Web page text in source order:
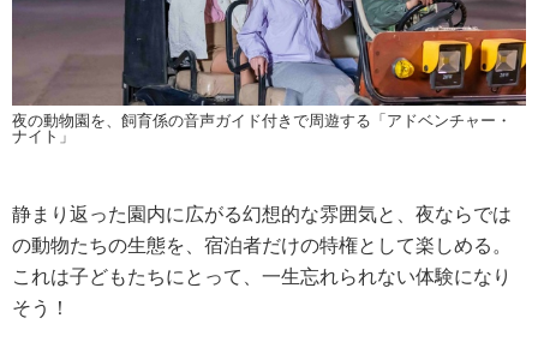
夜の動物園を、飼育係の音声ガイド付きで周遊する「アドベンチャー・
ナイト」
静まり返った園内に広がる幻想的な雰囲気と、夜ならでは
の動物たちの生態を、宿泊者だけの特権として楽しめる。
これは子どもたちにとって、一生忘れられない体験になり
そう！